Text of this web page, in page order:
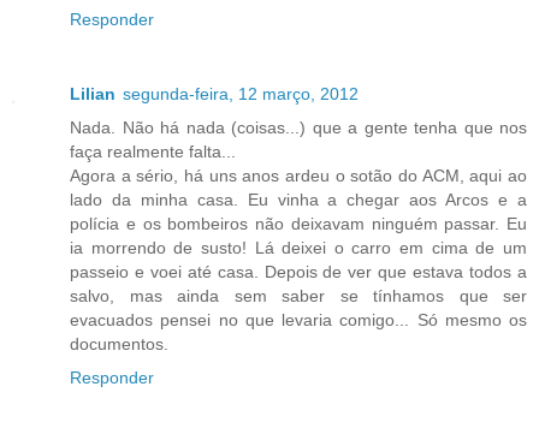
Responder
Lilian segunda-feira, 12 março, 2012
Nada. Não há nada (coisas...) que a gente tenha que nos
faça realmente falta...
Agora a sério, há uns anos ardeu o sotão do ACM, aqui ao
lado da minha casa. Eu vinha a chegar aos Arcos e a
polícia e os bombeiros não deixavam ninguém passar. Eu
ia morrendo de susto! Lá deixei o carro em cima de um
passeio e voei até casa. Depois de ver que estava todos a
salvo, mas ainda sem saber se tínhamos que ser
evacuados pensei no que levaria comigo... Só mesmo os
documentos.
Responder